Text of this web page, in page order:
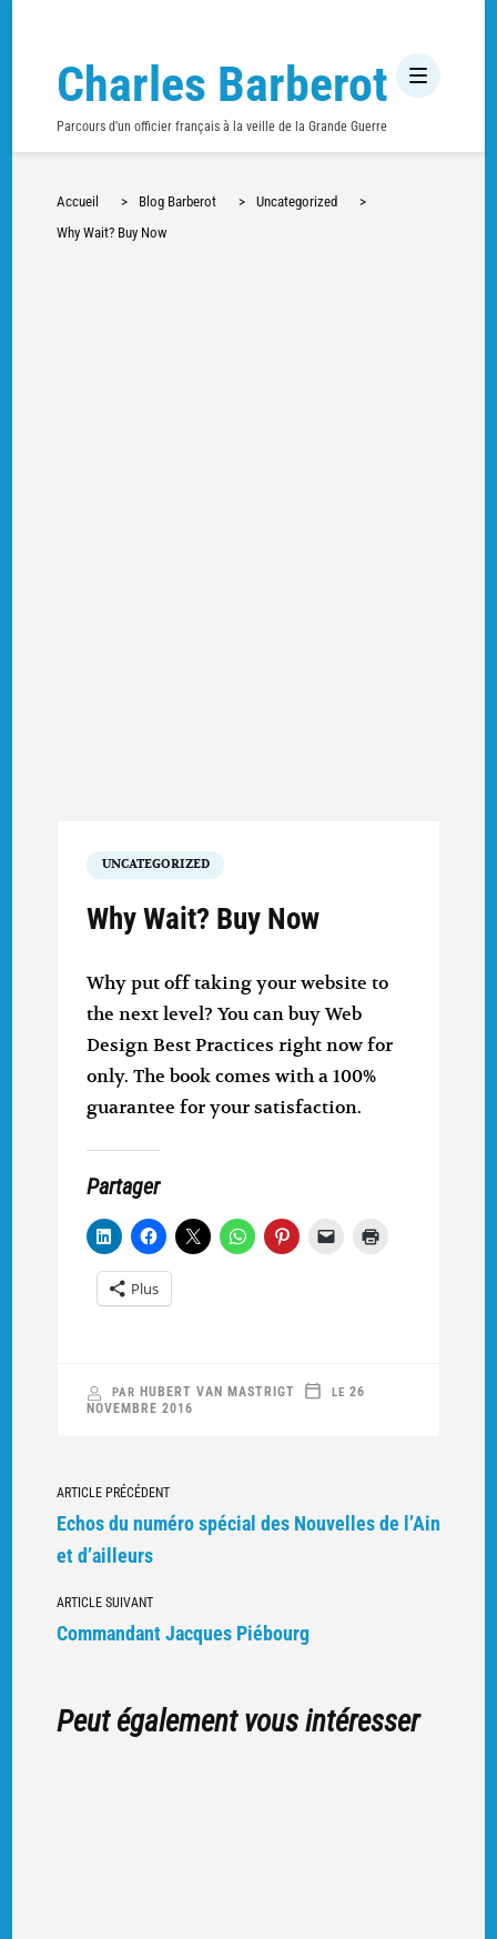
Charles Barberot
Parcours d'un officier français à la veille de la Grande Guerre
Accueil > Blog Barberot > Uncategorized
>
Why Wait? Buy Now
UNCATEGORIZED
Why Wait? Buy Now
Why put off taking your website to
the next level? You can buy Web
Design Best Practices right now for
only. The book comes with a 100%
guarantee for your satisfaction.
Partager
Plus
PAR HUBERT VAN MASTRIGT LE26
NOVEMBRE 2016
Navigation
vers
d'autres
ARTICLE PRÉCÉDENT
Echos du numéro spécial des Nouvelles de l’Ain
et d’ailleurs
ARTICLE SUIVANT
Commandant Jacques Piébourg
Peut également vous intéresser